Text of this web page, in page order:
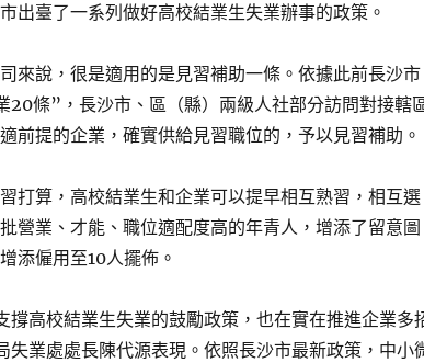
出臺了一系列做好高校結業生失業辦事的政策。
來說，很是適用的是見習補助一條。依據此前長沙市
20條”，長沙市、區（縣）兩級人社部分訪問對接轄
前提的企業，確實供給見習職位的，予以見習補助。
打算，高校結業生和企業可以提早相互熟習，相互選
營業、才能、職位適配度高的年青人，增添了留意圖
添僱用至10人擺佈。
撐高校結業生失業的鼓勵政策，也在實在推進企業多
失業處處長陳代源表現。依照長沙市最新政策，中小